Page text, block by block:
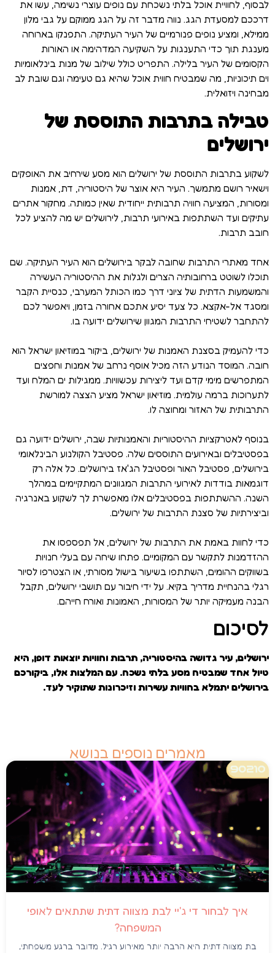
לבסוף, לחוויית אוכל בלתי נשכחת עם נופים עוצרי נשימה, עשו את
דרככם למסעדת הגג. נווה מדבר זה על הגג ממוקם על גבי מלון
ממילא, ומציע נופים פנורמיים של העיר העתיקה. התפנקו בארוחה
מענגת תוך כדי התענגות על השקיעה המדהימה או האורות
הקסומים של העיר בלילה. התפריט כולל שילוב של מנות בינלאומיות
וים תיכוניות, מה שמבטיח חווית אוכל שהיא גם טעימה וגם שובת לב
מבחינה ויזואלית.
טבילה בתרבות התוססת של
ירושלים
לשקוע בתרבות התוססת של ירושלים הוא מסע שירחיב את האופקים
וישאיר רושם מתמשך. העיר היא אוצר של היסטוריה, דת, אמנות
ומסורות, המציעה חוויה תרבותית ייחודית שאין כמותה. מחקור אתרים
עתיקים ועד השתתפות באירועי תרבות, לירושלים יש מה להציע לכל
חובב תרבות.
אחד מאתרי התרבות שחובה לבקר בירושלים הוא העיר העתיקה. שם
תוכלו לשוטט ברחובותיה הצרים ולגלות את ההיסטוריה העשירה
והמשמעות הדתית של ציוני דרך כמו הכותל המערבי, כנסיית הקבר
ומסגד אל-אקצא. כל צעד יסיע אתכם אחורה בזמן, ויאפשר לכם
להתחבר לשטיחי התרבות המגוון שירושלים ידועה בו.
כדי להעמיק בסצנת האמנות של ירושלים, ביקור במוזיאון ישראל הוא
חובה. המוסד הנודע הזה מכיל אוסף נרחב של אמנות וחפצים
המתפרשים מימי קדם ועד ליצירות עכשוויות. ממגילות ים המלח ועד
לתערוכות ברמה עולמית. מוזיאון ישראל מציע הצצה למורשת
התרבותית של האזור ומחוצה לו.
בנוסף לאטרקציות ההיסטוריות והאמנותיות שבה, ירושלים ידועה גם
בפסטיבלים ובאירועים התוססים שלה. פסטיבל הקולנוע הבינלאומי
בירושלים, פסטיבל האור ופסטיבל הג'אז בירושלים. כל אלה רק
דוגמאות בודדות לאירועי התרבות המגוונים המתקיימים במהלך
השנה. ההשתתפות בפסטיבלים אלו מאפשרת לך לשקוע באנרגיה
וביצירתיות של סצנת התרבות של ירושלים.
כדי לחוות באמת את התרבות של ירושלים, אל תפספסו את
ההזדמנות לתקשר עם המקומיים. פתחו שיחה עם בעלי חנויות
בשווקים ההומים, השתתפו בשיעור בישול מסורתי, או הצטרפו לסיור
רגלי בהנחיית מדריך בקיא. על ידי חיבור עם תושבי ירושלים, תקבל
הבנה מעמיקה יותר של המסורות, האמונות ואורח חייהם.
לסיכום
ירושלים, עיר גדושה בהיסטוריה, תרבות וחוויות יוצאות דופן, היא
טיול אחד שמבטיח מסע בלתי נשכח. עם המלצות אלו, ביקורכם
בירושלים יתמלא בחוויות עשירות וזיכרונות שתוקיר לעד.
מאמרים נוספים בנושא
איך לבחור די ג'יי לבת מצווה דתית שתתאים לאופי
המשפחה?
בת מצווה דתית היא הרבה יותר מאירוע רגיל. מדובר ברגע משפחתי,